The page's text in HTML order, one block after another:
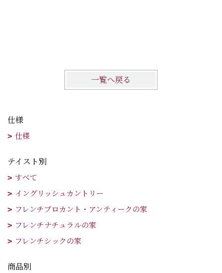
一覧へ戻る
仕様
仕様
テイスト別
すべて
イングリッシュカントリー
フレンチブロカント・アンティークの家
フレンチナチュラルの家
フレンチシックの家
商品別